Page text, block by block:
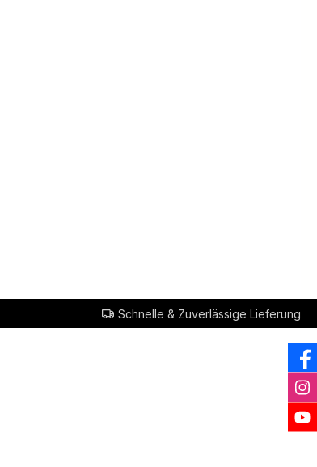
Schnelle & Zuverlässige Lieferung